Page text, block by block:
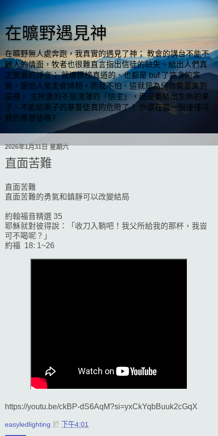
在曠野遇見神
在曠野無人處奔跑，我真實的遇見了神； 教會的講台不能不
顧人的情面，牧者也很難直言指出信徒的缺失、給出人們真
正需要的諍言； 就連標榜真道的、也都是 buf 了許多的客
氣，害怕人會走會掉粉，而我不怕、這就是為何你需要來到
這裡。 主所要的不是淺薄的「信主」，而是要結出生命的果
子，不能結果子的基督徒真的危險了！ 你還在當一個僅僅得
救的基督徒嗎?
2026年1月31日 星期六
直面苦難
直面苦難
直面苦難的勇氣和鎮靜可以改變結局
約翰福音精選 35
耶穌就對彼得說：「收刀入鞘吧！我父所給我的那杯，我豈
可不喝呢？」
約福 18: 1~26
https://youtu.be/ckBP-dS6AqM?si=yxCkYqbBuuk2cGqX
easyledlighting 於 下午4:01